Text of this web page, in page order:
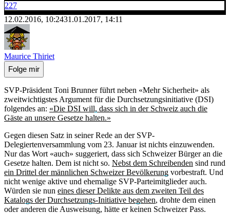
227
12.02.2016, 10:2431.01.2017, 14:11
Maurice Thiriet
Folge mir
SVP-Präsident Toni Brunner führt neben «Mehr Sicherheit» als
zweitwichtigstes Argument für die Durchsetzungsinitiative (DSI)
folgendes an: «Die DSI will, dass sich in der Schweiz auch die
Gäste an unsere Gesetze halten.»
Gegen diesen Satz in seiner Rede an der SVP-
Delegiertenversammlung vom 23. Januar ist nichts einzuwenden.
Nur das Wort «auch» suggeriert, dass sich Schweizer Bürger an die
Gesetze halten. Dem ist nicht so. Nebst dem Schreibenden sind rund
ein Drittel der männlichen Schweizer Bevölkerung vorbestraft. Und
nicht wenige aktive und ehemalige SVP-Parteimitglieder auch.
Würden sie nun eines dieser Delikte aus dem zweiten Teil des
Katalogs der Durchsetzungs-Initiative begehen, drohte dem einen
oder anderen die Ausweisung, hätte er keinen Schweizer Pass.